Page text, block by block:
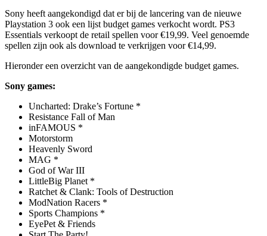
Sony heeft aangekondigd dat er bij de lancering van de nieuwe
Playstation 3 ook een lijst budget games verkocht wordt. PS3
Essentials verkoopt de retail spellen voor €19,99. Veel genoemde
spellen zijn ook als download te verkrijgen voor €14,99.
Hieronder een overzicht van de aangekondigde budget games.
Sony games:
Uncharted: Drake’s Fortune *
Resistance Fall of Man
inFAMOUS *
Motorstorm
Heavenly Sword
MAG *
God of War III
LittleBig Planet *
Ratchet & Clank: Tools of Destruction
ModNation Racers *
Sports Champions *
EyePet & Friends